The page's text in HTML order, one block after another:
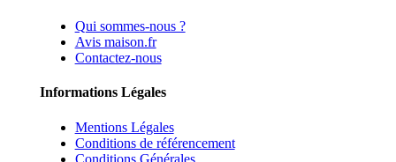
Qui sommes-nous ?
Avis maison.fr
Contactez-nous
Informations Légales
Mentions Légales
Conditions de référencement
Conditions Générales